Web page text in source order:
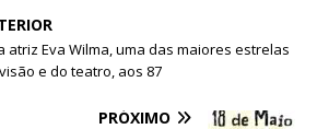
r
atriz Eva Wilma, uma das maiores estrelas
e do teatro, aos 87
PRÓXIMO